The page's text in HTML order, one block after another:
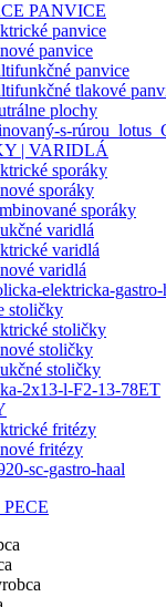
PANVICE
panvice
panvice
panvice
tlakové
plochy
| VARIDLÁ
sporáky
sporáky
sporáky
varidlá
varidlá
varidlá
stoličky
stoličky
stoličky
stoličky
fritézy
fritézy